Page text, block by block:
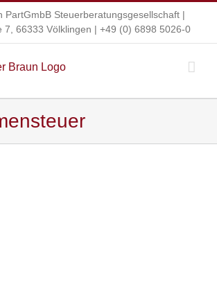
PartGmbB Steuerberatungsgesellschaft |
7, 66333 Völklingen | +49 (0) 6898 5026-0